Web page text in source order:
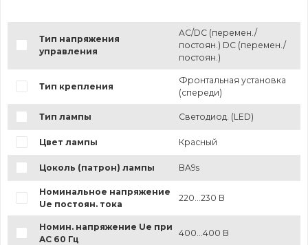
Тип напряжения
управления
AC/DC (перемен./
постоян.) DC (перемен./
постоян.)
Тип крепления
Фронтальная установка
(спереди)
Тип лампы Светодиод. (LED)
Цвет лампы Красный
Цоколь (патрон) лампы BA9s
Номинальное напряжение
Ue постоян. тока
220...230 В
Номин. напряжение Ue при
AC 60 Гц
400...400 В